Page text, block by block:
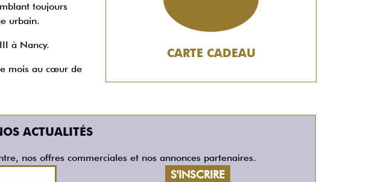
toujours
urbain.
à Nancy.
mois au cœur de
CARTE CADEAU
ACTUALITÉS
nos offres commerciales et nos annonces partenaires.